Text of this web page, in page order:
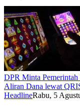
DPR Minta
Aliran Dana lewat
HeadlineRabu, 5